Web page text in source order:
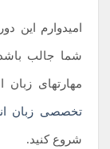
امیدوارم این
شما جالب
مهارتهای
تخصصی زبان
شروع کنید.